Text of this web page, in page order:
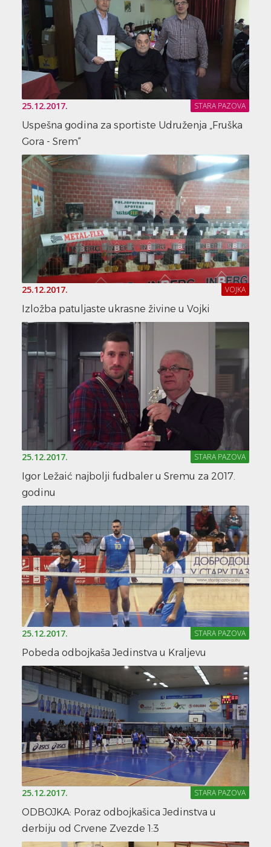
25.12.2017. STARA PAZOVA
Uspešna godina za sportiste Udruženja „Fruška
Gora - Srem“
25.12.2017. VOJKA
Izložba patuljaste ukrasne živine u Vojki
25.12.2017. STARA PAZOVA
Igor Ležaić najbolji fudbaler u Sremu za 2017.
godinu
25.12.2017. STARA PAZOVA
Pobeda odbojkaša Jedinstva u Kraljevu
25.12.2017. STARA PAZOVA
ODBOJKA: Poraz odbojkašica Jedinstva u
derbiju od Crvene Zvezde 1:3